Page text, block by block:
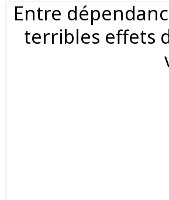
Entre
terribles effets